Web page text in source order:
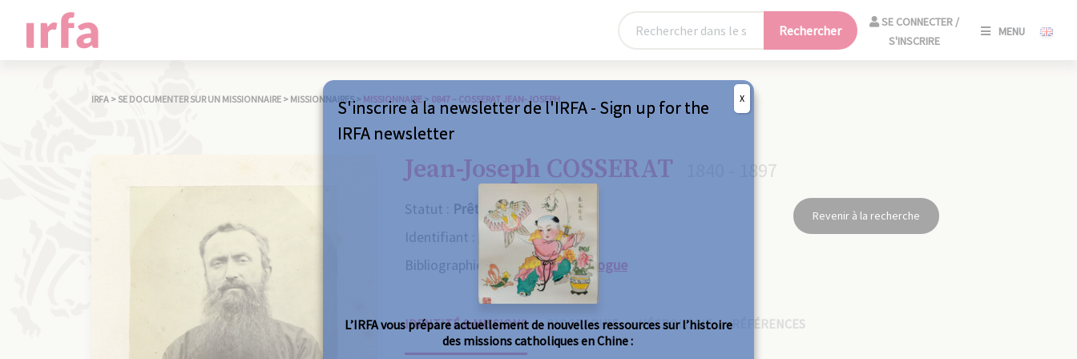
Rechercher
SE CONNECTER /
S'INSCRIRE
MENU
IRFA >SE DOCUMENTER SUR UN MISSIONNAIRE > MISSIONNAIRES > MISSIONNAIRE> 0847 – COSSERAT JEAN-JOSEPH
Jean-Joseph COSSERAT 1840 - 1897
Statut : Prêtre
Identifiant : 0847
Bibliographie :Consulter le catalogue
Revenir à la recherche
IDENTITÉ & MISSIONS BIOGRAPHIE NÉCROLOGIE RÉFÉRENCES
S'inscrire à la newsletter de l'IRFA - Sign up for the
IRFA newsletter
L’IRFA vous prépare actuellement de nouvelles ressources sur l’histoire
des missions catholiques en Chine :
X